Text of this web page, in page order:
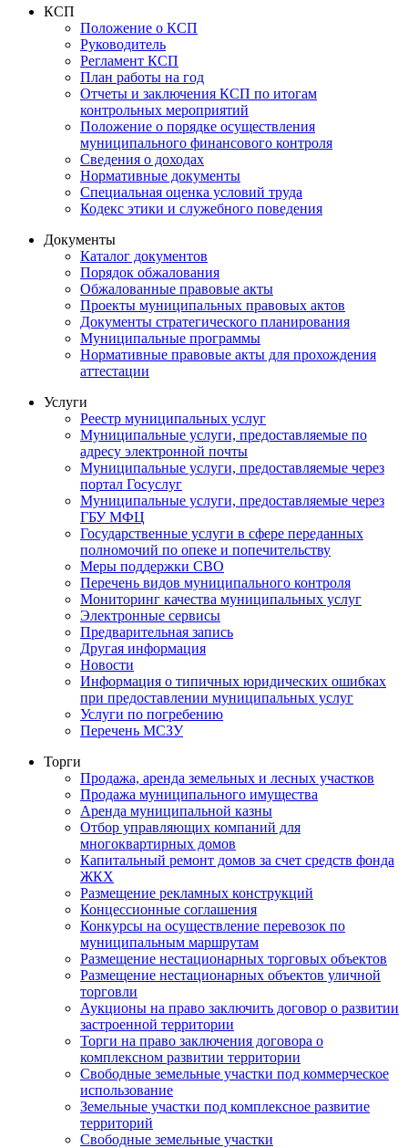
КСП
Положение о КСП
Руководитель
Регламент КСП
План работы на год
Отчеты и заключения КСП по итогам
контрольных мероприятий
Положение о порядке осуществления
муниципального финансового контроля
Сведения о доходах
Нормативные документы
Специальная оценка условий труда
Кодекс этики и служебного поведения
Документы
Каталог документов
Порядок обжалования
Обжалованные правовые акты
Проекты муниципальных правовых актов
Документы стратегического планирования
Муниципальные программы
Нормативные правовые акты для прохождения
аттестации
Услуги
Реестр муниципальных услуг
Муниципальные услуги, предоставляемые по
адресу электронной почты
Муниципальные услуги, предоставляемые через
портал Госуслуг
Муниципальные услуги, предоставляемые через
ГБУ МФЦ
Государственные услуги в сфере переданных
полномочий по опеке и попечительству
Меры поддержки СВО
Перечень видов муниципального контроля
Мониторинг качества муниципальных услуг
Электронные сервисы
Предварительная запись
Другая информация
Новости
Информация о типичных юридических ошибках
при предоставлении муниципальных услуг
Услуги по погребению
Перечень МСЗУ
Торги
Продажа, аренда земельных и лесных участков
Продажа муниципального имущества
Аренда муниципальной казны
Отбор управляющих компаний для
многоквартирных домов
Капитальный ремонт домов за счет средств фонда
ЖКХ
Размещение рекламных конструкций
Концессионные соглашения
Конкурсы на осуществление перевозок по
муниципальным маршрутам
Размещение нестационарных торговых объектов
Размещение нестационарных объектов уличной
торговли
Аукционы на право заключить договор о развитии
застроенной территории
Торги на право заключения договора о
комплексном развитии территории
Свободные земельные участки под коммерческое
использование
Земельные участки под комплексное развитие
территорий
Свободные земельные участки